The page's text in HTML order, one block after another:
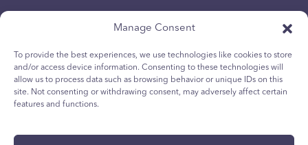
Manage Consent
To provide the best experiences, we use technologies like cookies to store
and/or access device information. Consenting to these technologies will
allow us to process data such as browsing behavior or unique IDs on this
site. Not consenting or withdrawing consent, may adversely affect certain
features and functions.
隱私政策
青少年 Cookie 政策